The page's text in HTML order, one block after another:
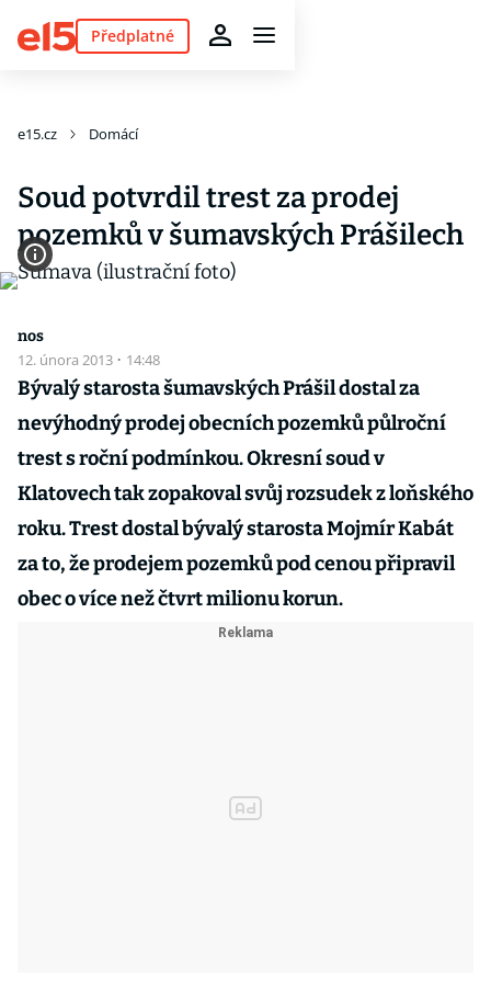
Předplatné
e15.cz Domácí
Soud potvrdil trest za prodej
pozemků v šumavských Prášilech
nos
12. února 2013 · 14:48
Bývalý starosta šumavských Prášil dostal za
nevýhodný prodej obecních pozemků půlroční
trest s roční podmínkou. Okresní soud v
Klatovech tak zopakoval svůj rozsudek z loňského
roku. Trest dostal bývalý starosta Mojmír Kabát
za to, že prodejem pozemků pod cenou připravil
obec o více než čtvrt milionu korun.